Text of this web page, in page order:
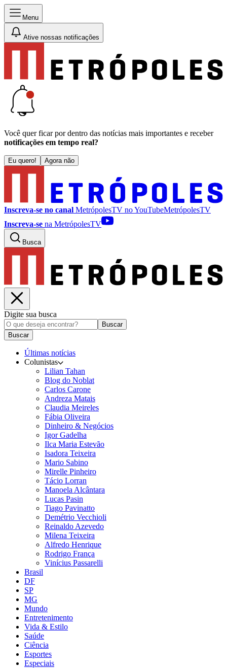
Menu
Ative nossas notificações
Você quer ficar por dentro das notícias mais importantes e receber
notificações em tempo real?
Eu quero! Agora não
Inscreva-se no canal MetrópolesTV noYouTubeMetrópolesTV
Inscreva-se na MetrópolesTV
Busca
Digite sua busca
Buscar
Buscar
Últimas notícias
Colunistas
Lilian Tahan
Blog do Noblat
Carlos Carone
Andreza Matais
Claudia Meireles
Fábia Oliveira
Dinheiro & Negócios
Igor Gadelha
Ilca Maria Estevão
Isadora Teixeira
Mario Sabino
Mirelle Pinheiro
Tácio Lorran
Manoela Alcântara
Lucas Pasin
Tiago Pavinatto
Demétrio Vecchioli
Reinaldo Azevedo
Milena Teixeira
Alfredo Henrique
Rodrigo França
Vinícius Passarelli
Brasil
DF
SP
MG
Mundo
Entretenimento
Vida & Estilo
Saúde
Ciência
Esportes
Especiais